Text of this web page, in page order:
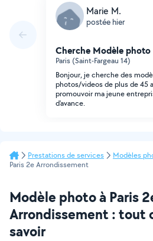
Marie M.
postée hier
Cherche Modèle photo
Paris (Saint-Fargeau 14)
Bonjour, je cherche des
photos/videos de plus de 45
promouvoir ma jeune
d'avance.
Prestations de services Modèles
Paris 2e Arrondissement
Modèle photo à Paris
Arrondissement : tout
savoir